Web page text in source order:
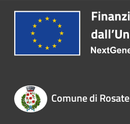
Comune di Rosate